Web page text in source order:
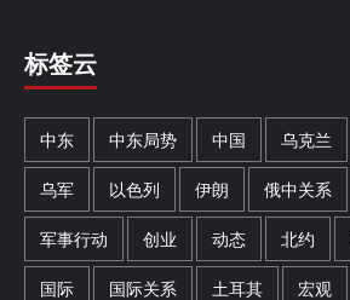
标签云
中东 中东局势 中国 乌克兰
乌军 以色列 伊朗 俄中关系
军事行动 创业 动态 北约
国际 国际关系 土耳其 宏观